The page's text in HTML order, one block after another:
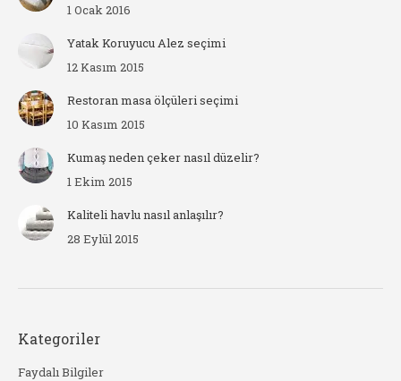
1 Ocak 2016
Yatak Koruyucu Alez seçimi
12 Kasım 2015
Restoran masa ölçüleri seçimi
10 Kasım 2015
Kumaş neden çeker nasıl düzelir?
1 Ekim 2015
Kaliteli havlu nasıl anlaşılır?
28 Eylül 2015
Kategoriler
Faydalı Bilgiler